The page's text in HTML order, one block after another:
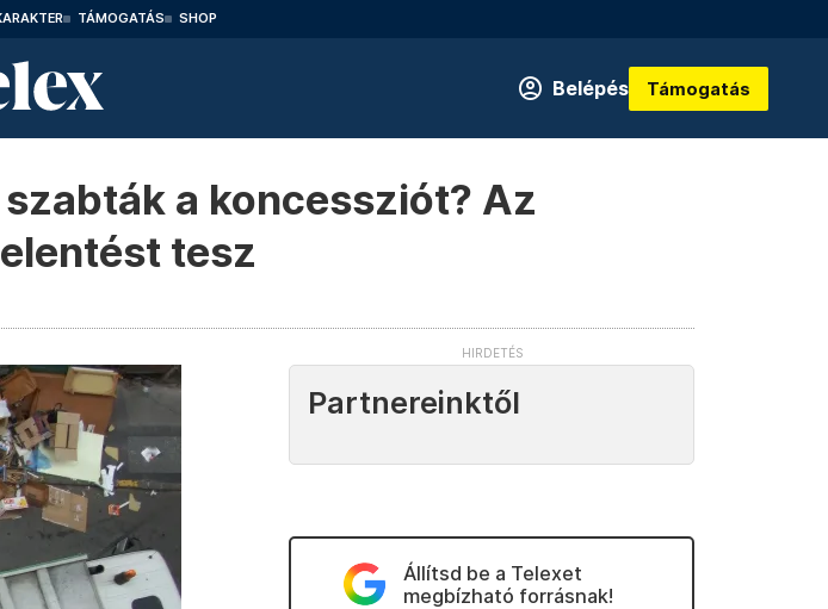
TÁMOGATÁS SHOP
Belépés Támogatás
a koncessziót? Az
tesz
Partnereinktől
Állítsd be a Telexet
megbízható forrásnak!